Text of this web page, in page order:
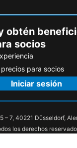
Hoteles en
obtén
socios
para socios
Iniciar sesión
– 7, 40221 Düsseldorf,
los derechos